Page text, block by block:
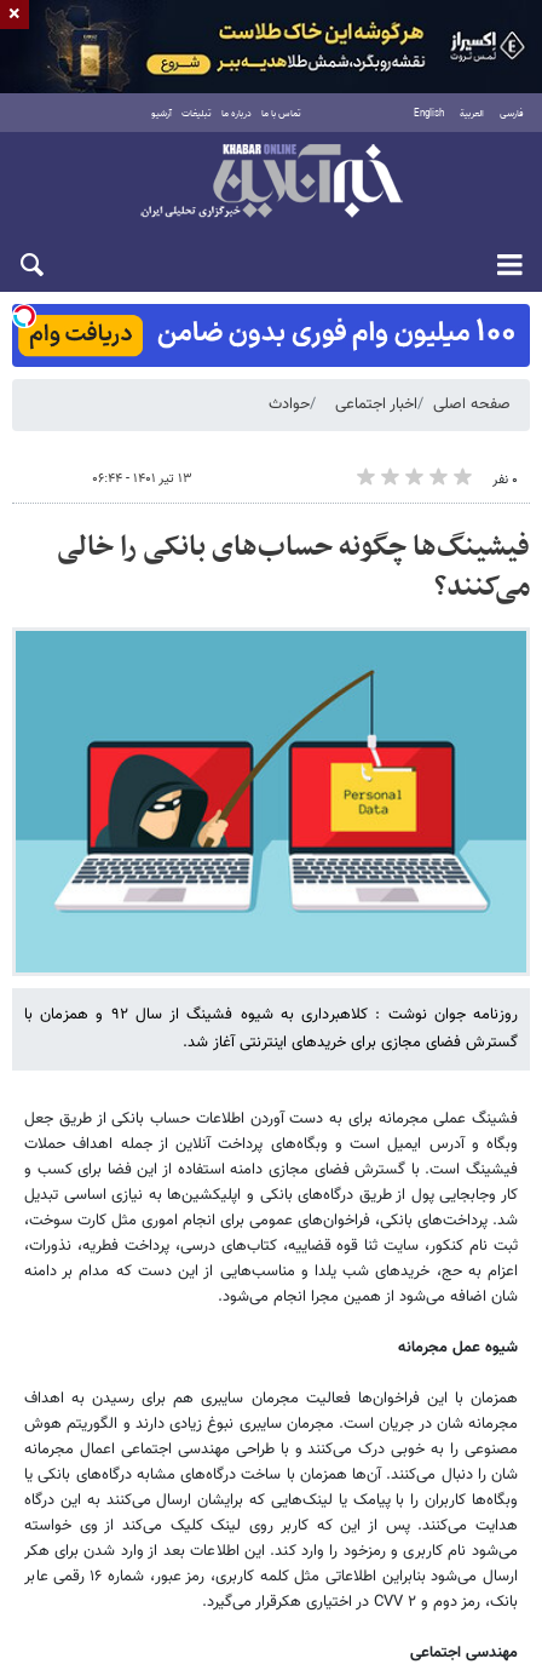
فارسی العربية English تماس با ما درباره ما تبلیغات آرشیو
شنبه ۱۷ مرداد ۱۴۰۵
صفحه اصلی اخبار اجتماعی حوادث
۰ نفر ۱۳ تیر ۱۴۰۱ - ۰۶:۴۴
فیشینگ‌ها چگونه حساب‌های بانکی را خالی
می‌کنند؟
روزنامه جوان نوشت : کلاهبرداری به شیوه فشینگ از سال ۹۲ و همزمان با
گسترش فضای مجازی برای خریدهای اینترنتی آغاز شد.
فشینگ عملی مجرمانه برای به دست آوردن اطلاعات حساب بانکی از طریق جعل
وبگاه و آدرس ایمیل است و وبگاه‌های پرداخت آنلاین از جمله اهداف حملات
فیشینگ است. با گسترش فضای مجازی دامنه استفاده از این فضا برای کسب و
کار وجابجایی پول از طریق درگاه‌های بانکی و اپلیکشین‌ها به نیازی اساسی تبدیل
شد. پرداخت‌های بانکی، فراخوان‌های عمومی برای انجام اموری مثل کارت سوخت،
ثبت نام کنکور، سایت ثنا قوه قضاییه، کتاب‌های درسی، پرداخت فطریه، نذورات،
اعزام به حج، خریدهای شب یلدا و مناسب‌هایی از این دست که مدام بر دامنه
شان اضافه می‌شود از همین مجرا انجام می‌شود.
شیوه عمل مجرمانه
همزمان با این فراخوان‌ها فعالیت مجرمان سایبری هم برای رسیدن به اهداف
مجرمانه شان در جریان است. مجرمان سایبری نبوغ زیادی دارند و الگوریتم هوش
مصنوعی را به خوبی درک می‌کنند و با طراحی مهندسی اجتماعی اعمال مجرمانه
شان را دنبال می‌کنند. آن‌ها همزمان با ساخت درگاه‌های مشابه درگاه‌های بانکی یا
وبگاه‌ها کاربران را با پیامک یا لینک‌هایی که برایشان ارسال می‌کنند به این درگاه
هدایت می‌کنند. پس از این که کاربر روی لینک کلیک می‌کند از وی خواسته
می‌شود نام کاربری و رمزخود را وارد کند. این اطلاعات بعد از وارد شدن برای هکر
ارسال می‌شود بنابراین اطلاعاتی مثل کلمه کاربری، رمز عبور، شماره ۱۶ رقمی عابر
بانک، رمز دوم و CVV ۲ در اختیاری هکرقرار می‌گیرد.
مهندسی اجتماعی
×